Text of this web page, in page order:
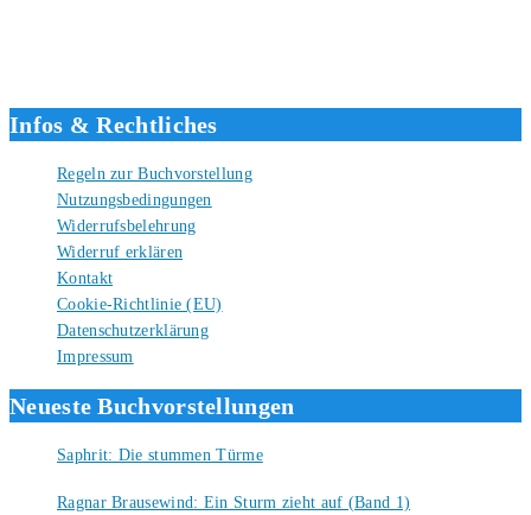
Infos & Rechtliches
Regeln zur Buchvorstellung
Nutzungsbedingungen
Widerrufsbelehrung
Widerruf erklären
Kontakt
Cookie-Richtlinie (EU)
Datenschutzerklärung
Impressum
Neueste Buchvorstellungen
Saphrit: Die stummen Türme
Ragnar Brausewind: Ein Sturm zieht auf (Band 1)